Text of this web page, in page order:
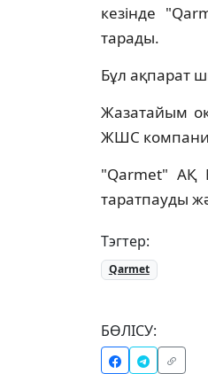
кезінде
тарады.
Бұл ақпарат
Жазатайым
ЖШС
"Qarmet" АҚ
таратпауды
Тэгтер:
Qarmet
БӨЛІСУ: